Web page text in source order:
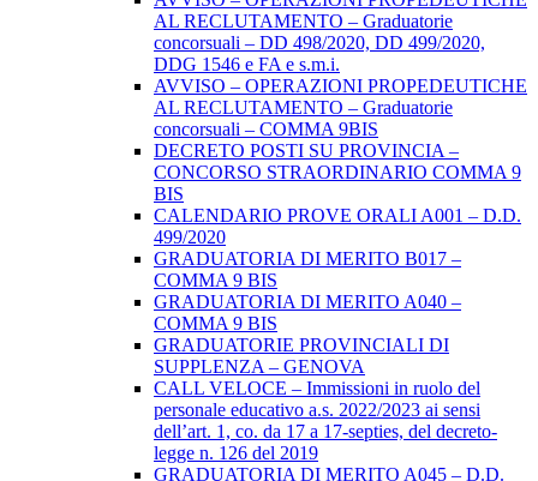
AL RECLUTAMENTO – Graduatorie
concorsuali – DD 498/2020, DD 499/2020,
DDG 1546 e FA e s.m.i.
AVVISO – OPERAZIONI PROPEDEUTICHE
AL RECLUTAMENTO – Graduatorie
concorsuali – COMMA 9BIS
DECRETO POSTI SU PROVINCIA –
CONCORSO STRAORDINARIO COMMA 9
BIS
CALENDARIO PROVE ORALI A001 – D.D.
499/2020
GRADUATORIA DI MERITO B017 –
COMMA 9 BIS
GRADUATORIA DI MERITO A040 –
COMMA 9 BIS
GRADUATORIE PROVINCIALI DI
SUPPLENZA – GENOVA
CALL VELOCE – Immissioni in ruolo del
personale educativo a.s. 2022/2023 ai sensi
dell’art. 1, co. da 17 a 17-septies, del decreto-
legge n. 126 del 2019
GRADUATORIA DI MERITO A045 – D.D.